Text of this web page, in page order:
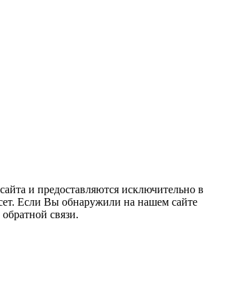
и предоставляются исключительно в
Если Вы обнаружили на нашем сайте
связи.